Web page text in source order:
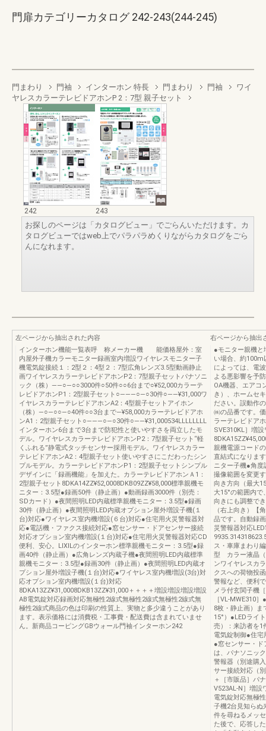
門扉カテゴリーカタログ 242-243(244-245)
門まわり 門袖 インターホン 特長 門まわり 門袖
ワイ
ヤレスカラーテレビドアホンP 2：7型 親子セット
242
243
お探しのページは「カタログビュー」でごらんいただけます。カ
タログビューではweb上でパラパラめくりながらカタログをごら
んになれます。
左ページから抽出された内容
インターホン機能一覧表呼 称メーカー機 能価格屋外：室
内屋外子機カラーモニター録画室内増設ワイヤレスモニター子
機電気錠接続１：2型２：4型２：7型広角レンズ3.5型動画静止
画ワイヤレスカラーテレビドアホンP2：7型親子セットパナソニ
ック（株）――○―○○3000件○50件○○6台まで○¥52,000カラーテ
レビドアホンP1：2型親子セット○―――○―○30件○――¥31,000ワ
イヤレスカラーテレビドアホンA2：4型親子セットアイホン
（株）―○―○○―○40件○○3台まで―¥58,000カラーテレビドアホ
ンA1：2型親子セット○―――○―○30件○――¥31,000534LLLLLLLL
インターホン6台まで3台まで防犯性と使いやすさを両立したモ
デル。ワイヤレスカラーテレビドアホンP2：7型親子セット“軽
くふれる”静電式タッチセンサー採用モデル。ワイヤレスカラー
テレビドアホンA2：4型親子セット使いやすさにこだわったシン
プルモデル。カラーテレビドアホンP1：2型親子セットシンプル
デザインに「録画機能」を加えた。カラーテレビドアホンＡ1：
2型親子セット8DKA14ZZ¥52,0008DKB09ZZ¥58,000標準親機モ
ニター：3.5型●録画50件（静止画）●動画録画3000件（別売：
SDカード）●夜間照明LED内蔵標準親機モニター：3.5型●録画
30件（静止画）●夜間照明LED内蔵オプション屋外増設子機(１
台)対応●ワイヤレス室内機増設(６台)対応●住宅用火災警報器対
応●電話機・ファクス接続対応●窓センサー・ドアセンサー接続
対応オプション室内機増設(１台)対応●住宅用火災警報器対応CD
便利、安心。LIXILのインターホン標準親機モニター：3.5型●録
画40件（静止画）●広角レンズ内蔵子機●夜間照明LED内蔵標準
親機モニター：3.5型●録画30件（静止画）●夜間照明LED内蔵オ
プション屋外増設子機(１台)対応●ワイヤレス室内機増設(3台)対
応オプション室内機増設(１台)対応
8DKA13ZZ¥31,0008DKB13ZZ¥31,000＋＋＋＋増設増設増設増設
AB電気錠対応録画対応無極性2線式無極性2線式無極性2線式無
極性2線式商品の色は印刷の性質上、実物と多少違うことがあり
ます。表示価格には消費税・工事費・配送費は含まれていませ
ん。新商品コーピングGBウォール門袖インターホン242
右ページから抽出
●モニター親機と
い場合、約100m
によっては、電
よる悪影響を予
OA機器、エアコ
き）、ホームセ
ださい。誤動作
㈱の品番です。
ラーテレビドア
SVE310KL］増
親機電源コード
直結式になりま
ニター子機●角
撮像範囲を変更
向き方向（最大
大15°の範囲内で
向きにも調整で
（右上向き）【
品です。自動録
災警報器対応
ス・車庫まわり
型 カラー液晶（
ンワイヤレスカ
クスへの荷物投
警報など、便利
メラ付玄関子機
［VL-MWE310
8枚・静止画）ま
15°）●LEDライ
売）：来訪者を1
電気錠制御●住
●窓センサー・
は、パナソニッ
警報器（別途購
サー接続対応（
＋［市販品］パ
V523AL-N］増設
電気錠対応無極
子機2台見知らぬ
件を尋ねるメッ
た後で、応答し